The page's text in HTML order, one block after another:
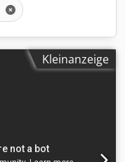
Kleinanzeige